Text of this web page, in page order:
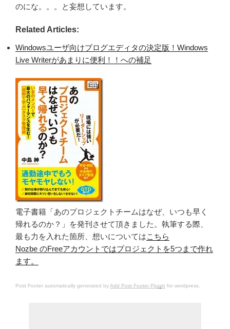
のにな。。。と妄想しています。
Related Articles:
Windowsユーザ向けブログエディタの決定版！Windows
Live Writerがあまりに便利！！への補足
電子書籍「あのプロジェクトチームはなぜ、いつも早く
帰れるのか？」を発刊させて頂きました。執筆する際、
最も力を入れた箇所、想いについてはこちら
Nozbe のFreeアカウントではプロジェクトを5つまで作れ
ます。
Post Footer automatically generated byAdd Post Footer Plugin for wordpress.